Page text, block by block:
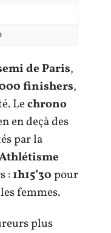
de Paris,
finishers,
Lechrono
en deçà des
par la
:1h15’30pour
femmes.
plus